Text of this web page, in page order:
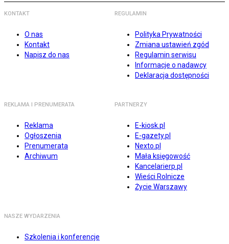
KONTAKT
O nas
Kontakt
Napisz do nas
REGULAMIN
Polityka Prywatności
Zmiana ustawień zgód
Regulamin serwisu
Informacje o nadawcy
Deklaracja dostępności
REKLAMA I PRENUMERATA
Reklama
Ogłoszenia
Prenumerata
Archiwum
PARTNERZY
E-kiosk.pl
E-gazety.pl
Nexto.pl
Mała księgowość
Kancelarierp.pl
Wieści Rolnicze
Życie Warszawy
NASZE WYDARZENIA
Szkolenia i konferencje